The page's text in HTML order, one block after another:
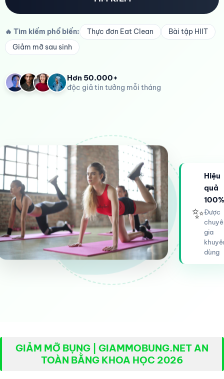
🔥 Tìm kiếm phổ biến: Thực đơn Eat Clean
Bài tập HIIT
Giảm mỡ sau sinh
Hơn 50.000+
độc giả tin tưởng mỗi tháng
✨
Hiệu
quả
100%
Được
gia
dùng
GIẢM MỠ BỤNG | GIAMMOBUNG.NET AN
TOÀN BẰNG KHOA HỌC 2026